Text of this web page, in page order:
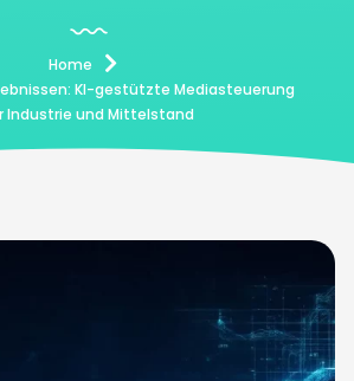
Home
KI-gestützte Mediasteuerung
Industrie und Mittelstand